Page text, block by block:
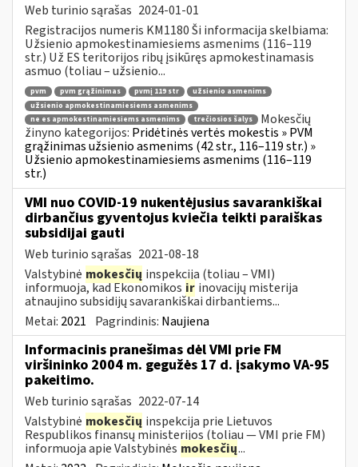
Web turinio sąrašas 2024-01-01
Registracijos numeris KM1180 Ši informacija skelbiama:
Užsienio apmokestinamiesiems asmenims (116–119
str.) Už ES teritorijos ribų įsikūręs apmokestinamasis
asmuo (toliau – užsienio...
pvm pvm grąžinimas pvmį 119 str
užsienio asmenims
užsienio apmokestinamiesiems asmenims
ne es apmokestinamiesiems asmenims
trečiosios šalys
Mokesčių
žinyno kategorijos: Pridėtinės vertės mokestis » PVM
grąžinimas užsienio asmenims (42 str., 116–119 str.) »
Užsienio apmokestinamiesiems asmenims (116–119
str.)
VMI nuo COVID-19 nukentėjusius savarankiškai
dirbančius gyventojus kviečia teikti paraiškas
subsidijai gauti
Web turinio sąrašas 2021-08-18
Valstybinė mokesčių inspekcija (toliau – VMI)
informuoja, kad Ekonomikos ir inovacijų misterija
atnaujino subsidijų savarankiškai dirbantiems...
Metai: 2021 Pagrindinis: Naujiena
Informacinis pranešimas dėl VMI prie FM
viršininko 2004 m. gegužės 17 d. įsakymo VA-95
pakeitimo.
Web turinio sąrašas 2022-07-14
Valstybinė mokesčių inspekcija prie Lietuvos
Respublikos finansų ministerijos (toliau ― VMI prie FM)
informuoja apie Valstybinės mokesčių...